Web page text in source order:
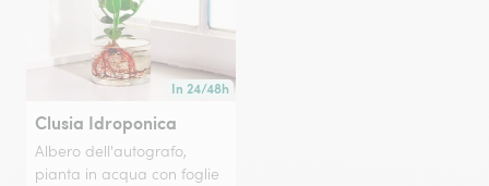
In 24/48h
Consegna disponibile in 24/48h o in data a tua scelta.
Clusia Idroponica
Albero dell'autografo,
pianta in acqua con foglie